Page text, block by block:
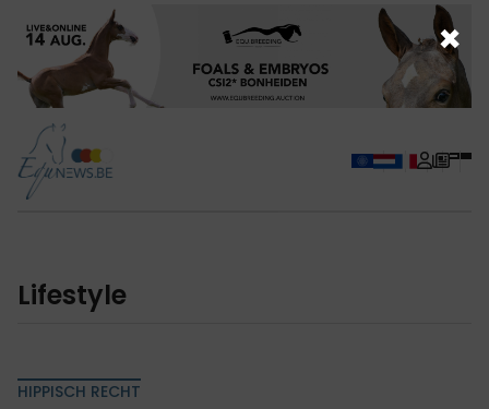
lifestyle
HIPPISCH RECHT
×